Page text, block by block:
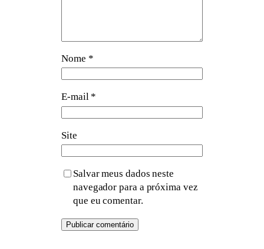
Nome *
E-mail *
Site
Salvar meus dados neste
navegador para a próxima vez
que eu comentar.